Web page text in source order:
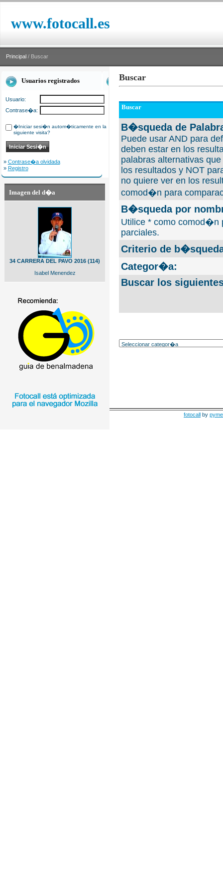
www.fotocall.es
Principal / Buscar
Usuarios registrados
Usuario:
Contrase�a:
�Iniciar sesi�n autom�ticamente en la
siguiente visita?
» Contrase�a olvidada
» Registro
Imagen del d�a
34 CARRERA DEL PAVO 2016 (114)
Isabel Menendez
Buscar
Buscar
B�squeda de
Puede usar AND para
deben estar en los
palabras alternativas
los resultados y NOT
no quiere ver en los
comod�n para
B�squeda por
Utilice * como comod�n
parciales.
Criterio de
Categor�a:
Buscar los
fotocall by